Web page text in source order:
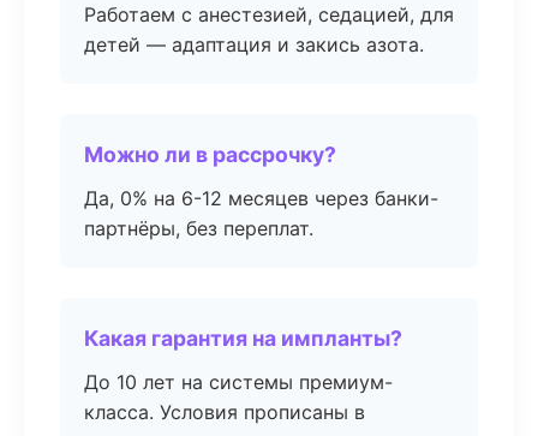
Работаем с анестезией, седацией, для
детей — адаптация и закись азота.
Можно ли в рассрочку?
Да, 0% на 6-12 месяцев через банки-
партнёры, без переплат.
Какая гарантия на импланты?
До 10 лет на системы премиум-
класса. Условия прописаны в